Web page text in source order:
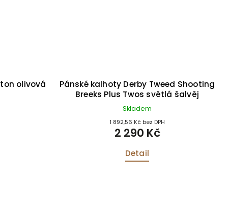
olivová
Pánské kalhoty Derby Tweed Shooting
Breeks Plus Twos světlá šalvěj
Skladem
1 892,56 Kč bez DPH
2 290 Kč
Detail